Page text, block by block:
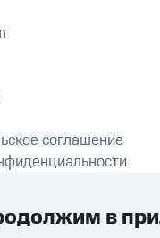
СКАЧАТЬ
соглашение